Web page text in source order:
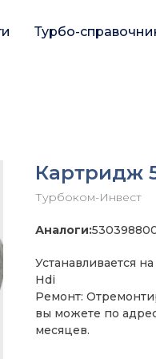
Турбо-
Картридж
Турбоком-Инвест
Аналоги:
Устанавливается
Hdi
Ремонт:
вы можете по
месяцев.